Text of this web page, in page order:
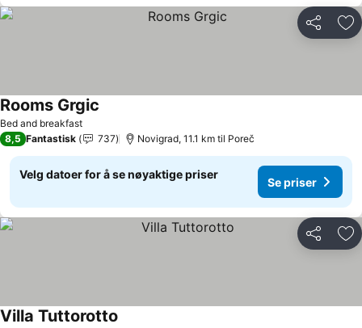
Del
Bed and breakfast
Rooms Grgic
8,5 Fantastisk 737 Novigrad, 11.1 km til Poreč
Velg datoer for å se nøyaktige priser
Se priser
Del
Villa Tuttorotto